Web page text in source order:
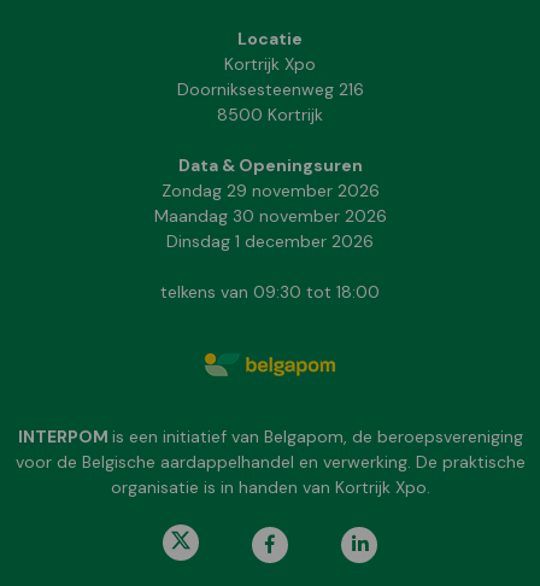
Locatie
Kortrijk Xpo
Doorniksesteenweg 216
8500 Kortrijk
Data & Openingsuren
Zondag 29 november 2026
Maandag 30 november 2026
Dinsdag 1 december 2026
telkens van 09:30 tot 18:00
INTERPOM is een initiatief van Belgapom, de beroepsvereniging
voor de Belgische aardappelhandel en verwerking. De praktische
organisatie is in handen van Kortrijk Xpo.